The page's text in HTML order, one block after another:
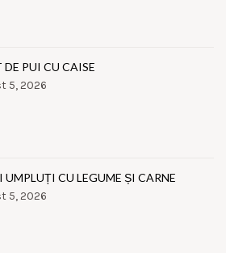
DE PUI CU CAISE
5, 2026
UMPLUȚI CU LEGUME ȘI CARNE
5, 2026